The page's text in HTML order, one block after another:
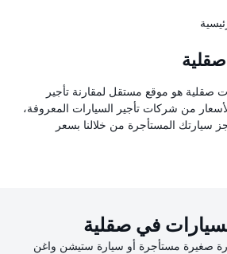
صقلية هو موقع مستقل لمقارنة تأجير
من شركات تأجير السيارات المعروفة،
سيارتك المستأجرة من خلالنا بسعر
في صقلية
صغيرة مستأجرة أو سيارة ستيشن واغن